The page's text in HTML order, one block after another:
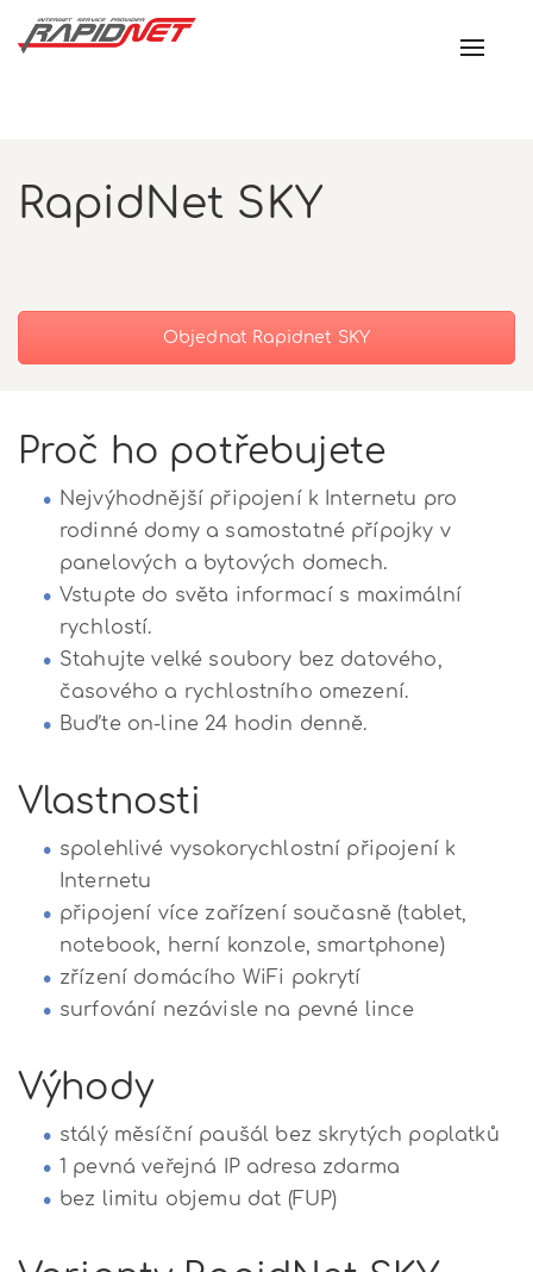
RapidNet SKY
Objednat Rapidnet SKY
Proč ho potřebujete
Nejvýhodnější připojení k Internetu pro
rodinné domy a samostatné přípojky v
panelových a bytových domech.
Vstupte do světa informací s maximální
rychlostí.
Stahujte velké soubory bez datového,
časového a rychlostního omezení.
Buďte on-line 24 hodin denně.
Vlastnosti
spolehlivé vysokorychlostní připojení k
Internetu
připojení více zařízení současně (tablet,
notebook, herní konzole, smartphone)
zřízení domácího WiFi pokrytí
surfování nezávisle na pevné lince
Výhody
stálý měsíční paušál bez skrytých poplatků
1 pevná veřejná IP adresa zdarma
bez limitu objemu dat (FUP)